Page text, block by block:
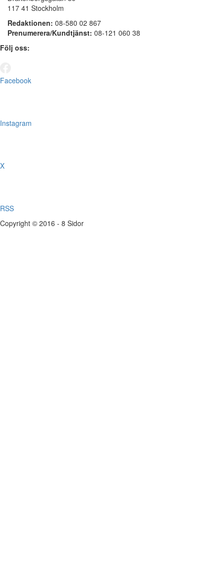
117 41 Stockholm
Redaktionen: 08-580 02 867
Prenumerera/Kundtjänst: 08-121 060 38
Följ oss:
Facebook
Instagram
X
RSS
Copyright © 2016 - 8 Sidor